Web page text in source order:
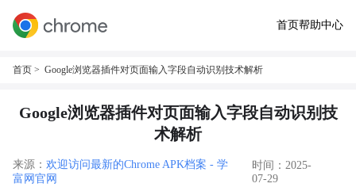
首页帮助中心
首页 > Google浏览器插件对页面输入字段自动识别技术解析
Google浏览器插件对页面输入字段自动识别技
术解析
来源： 欢迎访问最新的Chrome APK档案 - 学
富网官网
时间：2025-
07-29